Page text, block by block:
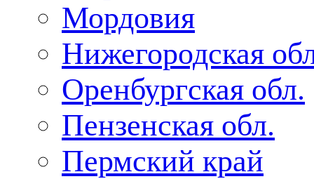
Мордовия
Нижегородская
Оренбургская обл.
Пензенская обл.
Пермский край